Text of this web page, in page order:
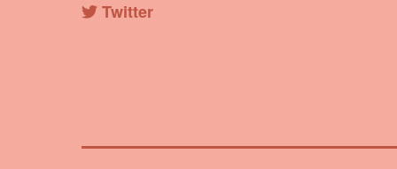
Twitter